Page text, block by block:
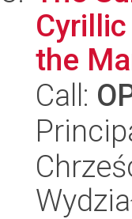
the
Call: